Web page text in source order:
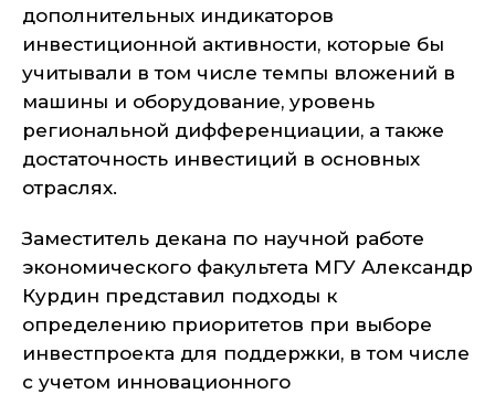
дополнительных индикаторов
инвестиционной активности, которые бы
учитывали в том числе темпы вложений в
машины и оборудование, уровень
региональной дифференциации, а также
достаточность инвестиций в основных
отраслях.
Заместитель декана по научной работе
экономического факультета МГУ Александр
Курдин представил подходы к
определению приоритетов при выборе
инвестпроекта для поддержки, в том числе
с учетом инновационного